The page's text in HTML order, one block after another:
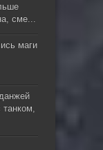
сме...
маги